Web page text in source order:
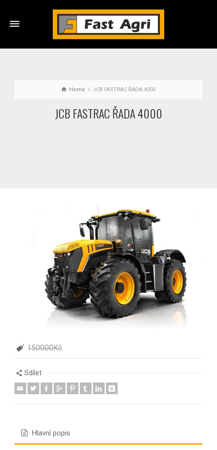
Home JCB FASTRAC ŘADA 4000
JCB FASTRAC ŘADA 4000
150000Kč
Sdílet
Hlavní popis